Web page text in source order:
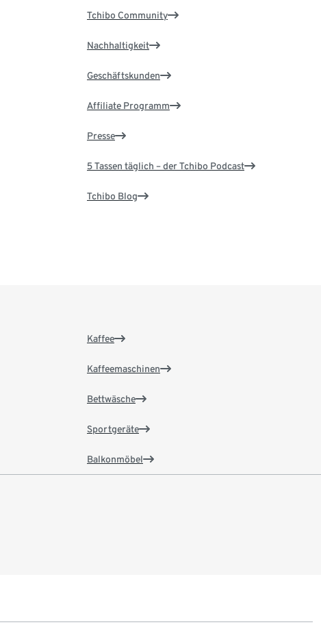
Tchibo Community
Nachhaltigkeit
Geschäftskunden
Affiliate Programm
Presse
5 Tassen täglich – der Tchibo Podcast
Tchibo Blog
Kaffee
Kaffeemaschinen
Bettwäsche
Sportgeräte
Balkonmöbel